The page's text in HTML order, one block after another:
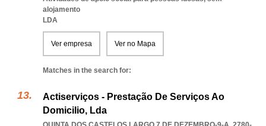
alojamento
LDA
Ver empresa Ver no Mapa
Matches in the search for:
Actiserviços - Prestação De Serviços Ao
Domicilio, Lda